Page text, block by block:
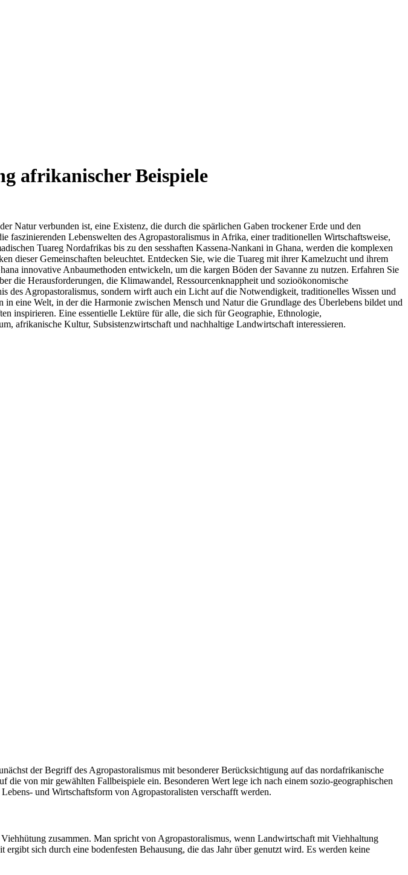
afrikanischer Beispiele
Natur verbunden ist, eine Existenz, die durch die spärlichen Gaben trockener Erde und den
Lebenswelten des Agropastoralismus in Afrika, einer traditionellen Wirtschaftsweise,
Tuareg Nordafrikas bis zu den sesshaften Kassena-Nankani in Ghana, werden die komplexen
dieser Gemeinschaften beleuchtet. Entdecken Sie, wie die Tuareg mit ihrer Kamelzucht und ihrem
innovative Anbaumethoden entwickeln, um die kargen Böden der Savanne zu nutzen. Erfahren Sie
die Herausforderungen, die Klimawandel, Ressourcenknappheit und sozioökonomische
des Agropastoralismus, sondern wirft auch ein Licht auf die Notwendigkeit, traditionelles Wissen und
eine Welt, in der die Harmonie zwischen Mensch und Natur die Grundlage des Überlebens bildet und
inspirieren. Eine essentielle Lektüre für alle, die sich für Geographie, Ethnologie,
afrikanische Kultur, Subsistenzwirtschaft und nachhaltige Landwirtschaft interessieren.
der Begriff des Agropastoralismus mit besonderer Berücksichtigung auf das nordafrikanische
von mir gewählten Fallbeispiele ein. Besonderen Wert lege ich nach einem sozio-geographischen
und Wirtschaftsform von Agropastoralisten verschafft werden.
zusammen. Man spricht von Agropastoralismus, wenn Landwirtschaft mit Viehhaltung
sich durch eine bodenfesten Behausung, die das Jahr über genutzt wird. Es werden keine